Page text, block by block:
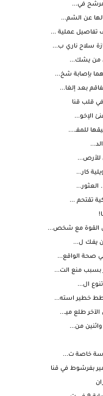
مرشح في...
عن الشم...
عملية ...
سلاح ناري ب...
من يشك...
بعد إلغا...
قلب قنا
الإخو...
للمفـ....
للأرص...
كار...
العثور...
يفـك ل...
صحة الواقع...
بسبب منع الت...
خطير استه...
من...
خاصة ت...
بفرشوط في قنا